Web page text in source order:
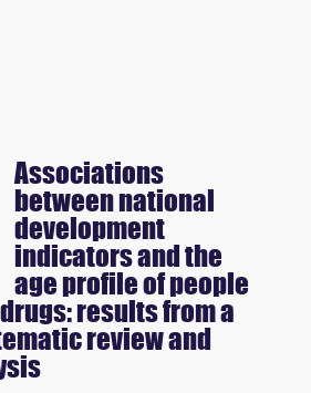
Associations
between national
development
indicators and the
age profile of people
results from a
review and